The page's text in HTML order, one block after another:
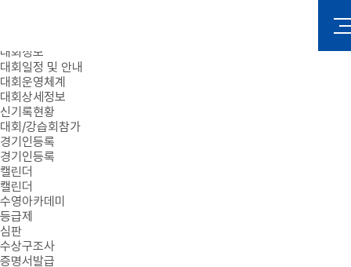
대회정보
대회일정 및 안내
대회운영체계
대회상세정보
신기록현황
대회/강습회참가
경기인등록
경기인등록
캘린더
캘린더
수영아카데미
등급제
심판
수상구조사
증명서발급